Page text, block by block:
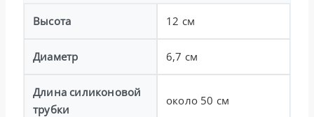
Высота 12 см
Диаметр 6,7 см
Длина силиконовой
трубки
около 50 см